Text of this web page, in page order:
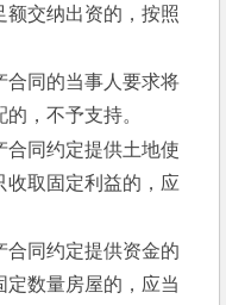
交纳出资的，按照
同的当事人要求将
，不予支持。
同约定提供土地使
收取固定利益的，应
同约定提供资金的
定数量房屋的，应当